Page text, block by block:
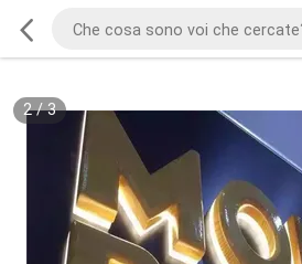
2/3